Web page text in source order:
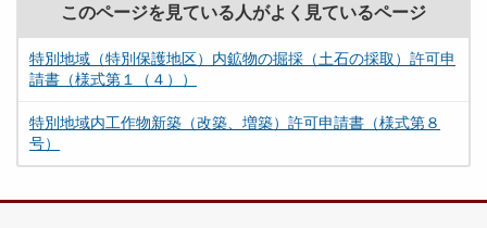
このページを見ている人がよく見ているページ
特別地域（特別保護地区）内鉱物の掘採（土石の採取）許可申
請書（様式第１（４））
特別地域内工作物新築（改築、増築）許可申請書（様式第８
号）